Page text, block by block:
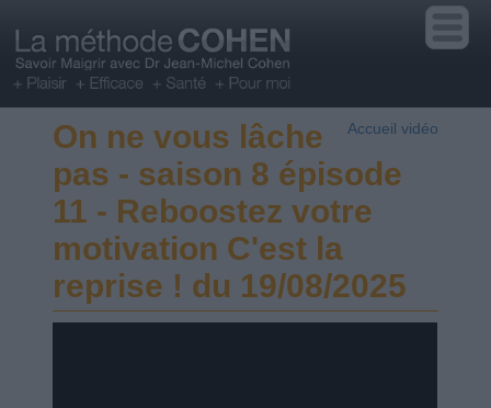
Accueil vidéo
On ne vous lâche
pas - saison 8 épisode
11 - Reboostez votre
motivation C'est la
reprise ! du 19/08/2025